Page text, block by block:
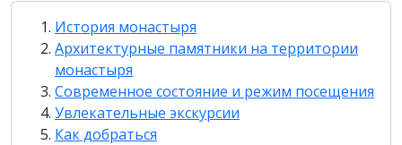
История монастыря
Архитектурные памятники на территории
монастыря
Современное состояние и режим посещения
Увлекательные экскурсии
Как добраться